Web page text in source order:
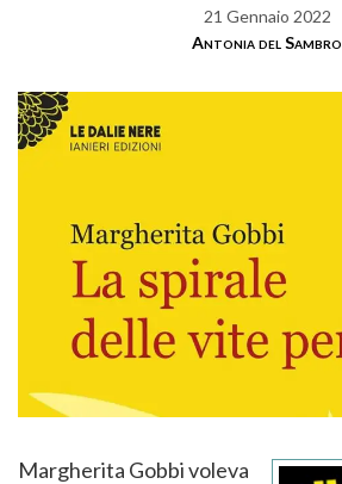
21 Gennaio 2022
Antonia del Sambro
Margherita Gobbi voleva